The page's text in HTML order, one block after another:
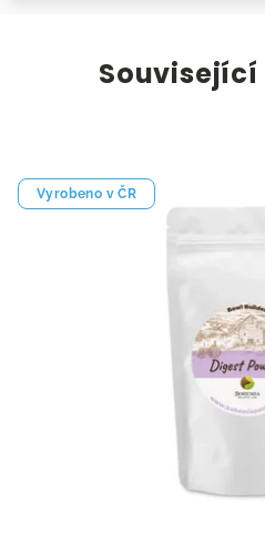
Vyrobeno v ČR